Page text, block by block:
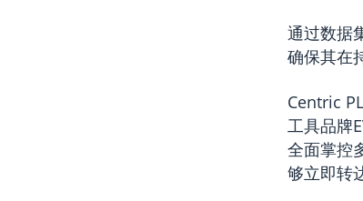
通过数据
确保其在
Centric
工具品牌
全面掌控
够立即转